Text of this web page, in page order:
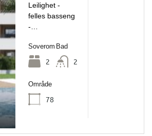
Leilighet -
felles basseng
-…
Soverom
2
Bad
2
Område
78